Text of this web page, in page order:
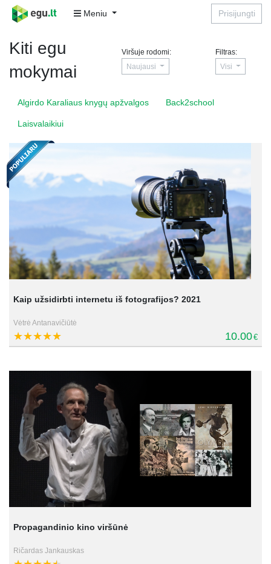
Meniu Prisijungti
Kiti egu
mokymai
Viršuje rodomi:
Naujausi
Filtras:
Visi
Algirdo Karaliaus knygų apžvalgos Back2school
Laisvalaikiui
Kaip užsidirbti internetu iš fotografijos? 2021
Vėtrė Antanavičiūtė
10.00€
Propagandinio kino viršūnė
Ričardas Jankauskas